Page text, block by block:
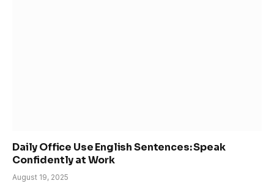
Daily Office Use English Sentences: Speak
Confidently at Work
August 19, 2025